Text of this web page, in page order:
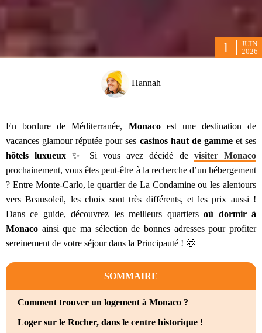
1
JUIN
2026
Hannah
En bordure de Méditerranée, Monacoest une destination de
vacances glamour réputée pour ses casinos haut de gammeet ses
hôtels luxueux ✨ Si vous avez décidé de visiter Monaco
prochainement, vous êtes peut-être à la recherche d’un hébergement
? Entre Monte-Carlo, le quartier de La Condamine ou les alentours
vers Beausoleil, les choix sont très différents, et les prix aussi !
Dans ce guide, découvrez les meilleurs quartiersoù dormir à
Monaco ainsi que ma sélection de bonnes adresses pour profiter
sereinement de votre séjour dans la Principauté ! 🤩
SOMMAIRE
Comment trouver un logement à Monaco ?
Loger sur le Rocher, dans le centre historique !